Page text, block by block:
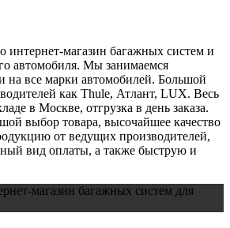
интернет-магазин багажных систем и
автомобиля. Мы занимаемся
на все марки автомобилей. Большой
как Thule, Атлант, LUX. Весь
в Москве, отгрузка в день заказа.
выбор товара, высочайшее качество
от ведущих производителей,
вид оплаты, а также быструю и
магазин багажных систем для